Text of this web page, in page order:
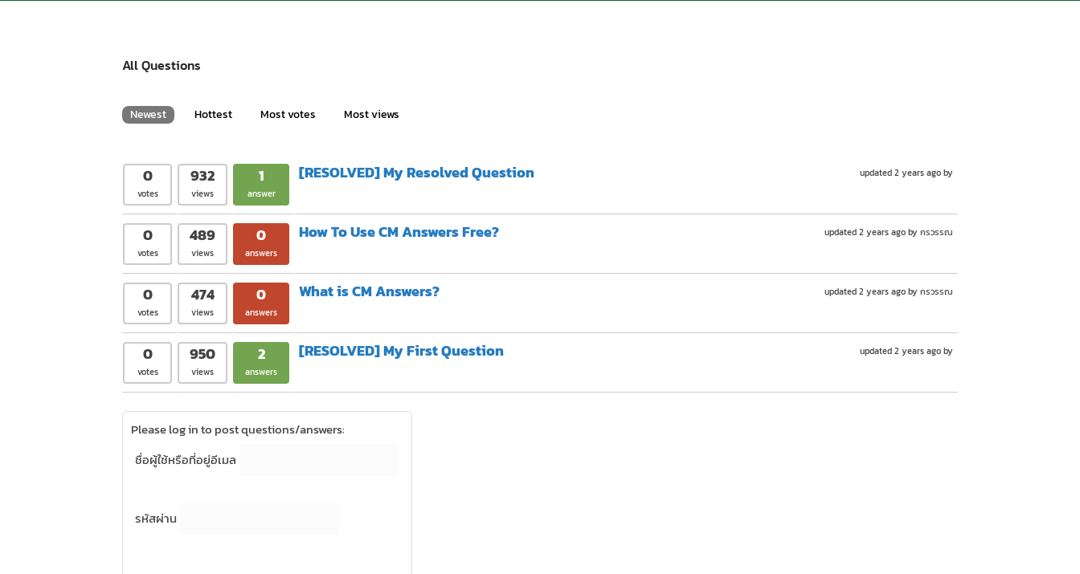
All Questions
Newest Hottest Most votes Most views
0
votes
932
views
1
answer
[RESOLVED] My Resolved Question updated 2 years ago by
0
votes
489
views
0
answers
How To Use CM Answers Free? updated 2 years ago by กรวรรณ
0
votes
474
views
0
answers
What is CM Answers? updated 2 years ago by กรวรรณ
0
votes
950
views
2
answers
[RESOLVED] My First Question updated 2 years ago by
Please log in to post questions/answers:
ชื่อผู้ใช้หรือที่อยู่อีเมล
รหัสผ่าน